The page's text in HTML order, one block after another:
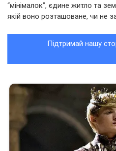
“мінімалок”, єдине житло та
якій воно розташоване, чи не
Підтримай нашу